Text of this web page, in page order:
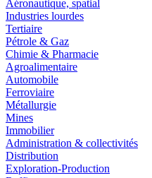
Aéronautique, spatial
Industries lourdes
Tertiaire
Pétrole & Gaz
Chimie & Pharmacie
Agroalimentaire
Automobile
Ferroviaire
Métallurgie
Mines
Immobilier
Administration & collectivités
Distribution
Exploration-Production